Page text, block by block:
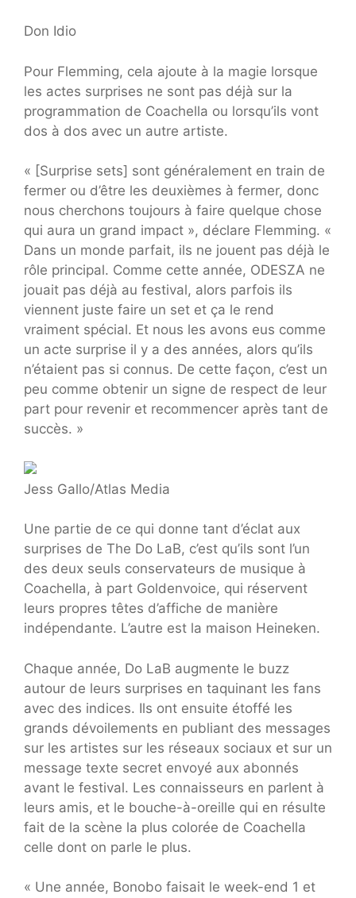
Don Idio
Pour Flemming, cela ajoute à la magie lorsque
les actes surprises ne sont pas déjà sur la
programmation de Coachella ou lorsqu’ils vont
dos à dos avec un autre artiste.
« [Surprise sets] sont généralement en train de
fermer ou d’être les deuxièmes à fermer, donc
nous cherchons toujours à faire quelque chose
qui aura un grand impact », déclare Flemming. «
Dans un monde parfait, ils ne jouent pas déjà le
rôle principal. Comme cette année, ODESZA ne ​​
jouait pas déjà au festival, alors parfois ils
viennent juste faire un set et ça le rend
vraiment spécial. Et nous les avons eus comme
un acte surprise il y a des années, alors qu’ils
n’étaient pas si connus. De cette façon, c’est un
peu comme obtenir un signe de respect de leur
part pour revenir et recommencer après tant de
succès. »
Jess Gallo/Atlas Media
Une partie de ce qui donne tant d’éclat aux
surprises de The Do LaB, c’est qu’ils sont l’un
des deux seuls conservateurs de musique à
Coachella, à part Goldenvoice, qui réservent
leurs propres têtes d’affiche de manière
indépendante. L’autre est la maison Heineken.
Chaque année, Do LaB augmente le buzz
autour de leurs surprises en taquinant les fans
avec des indices. Ils ont ensuite étoffé les
grands dévoilements en publiant des messages
sur les artistes sur les réseaux sociaux et sur un
message texte secret envoyé aux abonnés
avant le festival. Les connaisseurs en parlent à
leurs amis, et le bouche-à-oreille qui en résulte
fait de la scène la plus colorée de Coachella
celle dont on parle le plus.
« Une année, Bonobo faisait le week-end 1 et